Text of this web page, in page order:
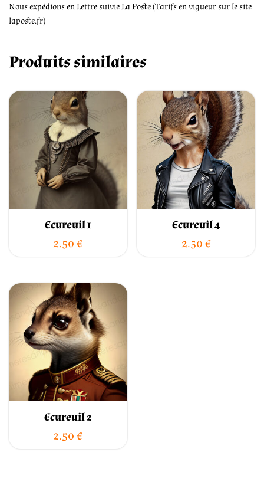
Nous expédions en Lettre suivie La Poste (Tarifs en vigueur sur le site
laposte.fr)
Produits similaires
Ecureuil 1
2.50€
Ecureuil 4
2.50€
Ecureuil 2
2.50€